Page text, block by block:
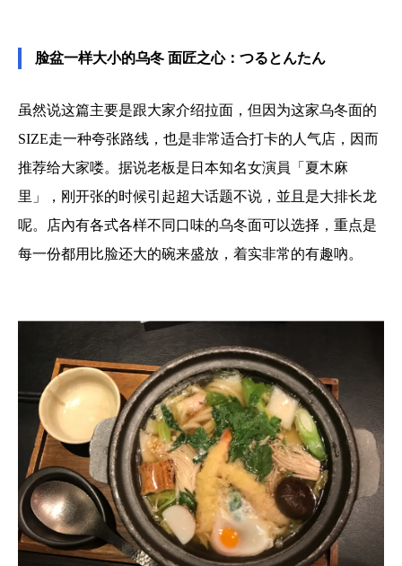
脸盆一样大小的乌冬 面匠之心：つるとんたん
虽然说这篇主要是跟大家介绍拉面，但因为这家乌冬面的
SIZE走一种夸张路线，也是非常适合打卡的人气店，因而
推荐给大家喽。据说老板是日本知名女演員「夏木麻
里」，刚开张的时候引起超大话题不说，並且是大排长龙
呢。店內有各式各样不同口味的乌冬面可以选择，重点是
每一份都用比脸还大的碗来盛放，着实非常的有趣吶。